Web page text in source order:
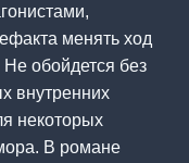
менять ход
обойдется без
внутренних
некоторых
В романе